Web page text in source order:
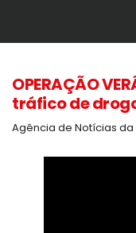
OPERAÇÃO
tráfico de
Agência de Notícias da